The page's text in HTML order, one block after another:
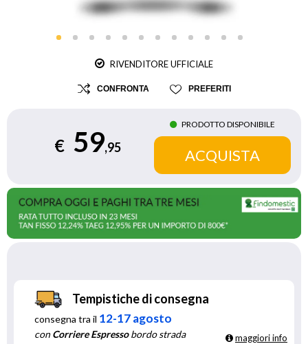
RIVENDITORE UFFICIALE
CONFRONTA PREFERITI
€ 59,95
PRODOTTO DISPONIBILE
Tempistiche di consegna
consegna tra il 12-17 agosto
conCorriere Espressobordo strada maggiori info